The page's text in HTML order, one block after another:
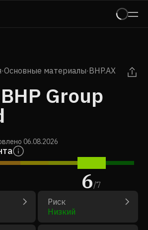
·Основные материалы·BHP.AX
Group
06.08.2026
6/7
Риск
Низкий